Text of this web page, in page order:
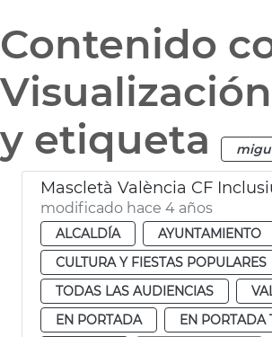
Contenido
Visualización
y etiqueta
Mascletà València CF
modificado hace 4 años
ALCALDÍA
AYUNTAMIENTO
CULTURA Y FIESTAS POPULARES
TODAS LAS AUDIENCIAS
EN PORTADA
EN PORTADA